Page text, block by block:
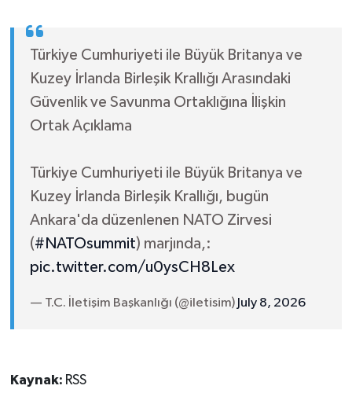
Türkiye Cumhuriyeti ile Büyük Britanya ve
Kuzey İrlanda Birleşik Krallığı Arasındaki
Güvenlik ve Savunma Ortaklığına İlişkin
Ortak Açıklama
Türkiye Cumhuriyeti ile Büyük Britanya ve
Kuzey İrlanda Birleşik Krallığı, bugün
Ankara'da düzenlenen NATO Zirvesi
(#NATOsummit) marjında,:
pic.twitter.com/u0ysCH8Lex
— T.C. İletişim Başkanlığı (@iletisim) July 8, 2026
Kaynak: RSS